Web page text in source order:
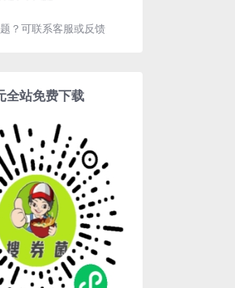
？可联系客服或反馈
全站免费下载